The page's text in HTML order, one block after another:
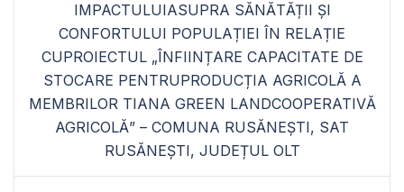
articoleIMPACTULUIASUPRA SĂNĂTĂȚII ȘI
CONFORTULUI POPULAȚIEI ÎN RELAȚIE
CUPROIECTUL „ÎNFIINȚARE CAPACITATE DE
STOCARE PENTRUPRODUCȚIA AGRICOLĂ A
MEMBRILOR TIANA GREEN LANDCOOPERATIVĂ
AGRICOLĂ” – COMUNA RUSĂNEȘTI, SAT
RUSĂNEȘTI, JUDEȚUL OLT